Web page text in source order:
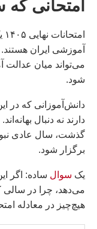
امتحانی
آموزشی ایران
می‌تواند میان عدالت
شود.
دانش‌آموزانی که در
دارند نه دنبال
گذشت، سال عادی
برگزار شود.
یک سوال ساده: اگر
می‌دهد، چرا در
هیچ‌چیز در معادله